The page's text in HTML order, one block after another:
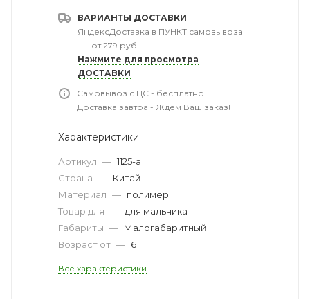
ВАРИАНТЫ ДОСТАВКИ
ЯндексДоставка в ПУНКТ самовывоза
— от 279 руб.
Нажмите для просмотра
ДОСТАВКИ
Самовывоз с ЦС - бесплатно
Доставка завтра - Ждем Ваш заказ!
Характеристики
Артикул — 1125-а
Страна — Китай
Материал — полимер
Товар для — для мальчика
Габариты — Малогабаритный
Возраст от — 6
Все характеристики